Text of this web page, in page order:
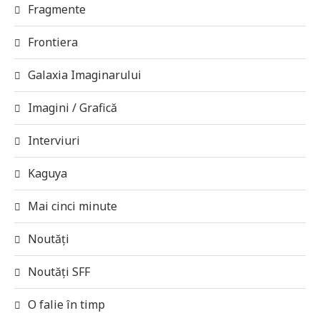
Fragmente
Frontiera
Galaxia Imaginarului
Imagini / Grafică
Interviuri
Kaguya
Mai cinci minute
Noutăți
Noutăți SFF
O falie în timp